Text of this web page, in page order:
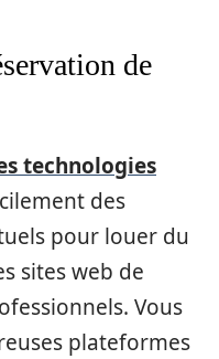
de
technologies
des
pour louer du
sites web de
Vous
plateformes